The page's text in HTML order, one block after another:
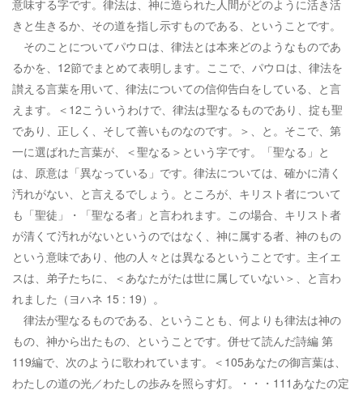
意味する字です。律法は、神に造られた人間がどのように活き活
きと生きるか、その道を指し示すものである、ということです。
そのことについてパウロは、律法とは本来どのようなものであ
るかを、12節でまとめて表明します。ここで、パウロは、律法を
讃える言葉を用いて、律法についての信仰告白をしている、と言
えます。＜12こういうわけで、律法は聖なるものであり、掟も聖
であり、正しく、そして善いものなのです。＞、と。そこで、第
一に選ばれた言葉が、＜聖なる＞という字です。「聖なる」と
は、原意は「異なっている」です。律法については、確かに清く
汚れがない、と言えるでしょう。ところが、キリスト者について
も「聖徒」・「聖なる者」と言われます。この場合、キリスト者
が清くて汚れがないというのではなく、神に属する者、神のもの
という意味であり、他の人々とは異なるということです。主イエ
スは、弟子たちに、＜あなたがたは世に属していない＞、と言わ
れました（ヨハネ 15 : 19）。
律法が聖なるものである、ということも、何よりも律法は神の
もの、神から出たもの、ということです。併せて読んだ詩編 第
119編で、次のように歌われています。＜105あなたの御言葉は、
わたしの道の光／わたしの歩みを照らす灯。・・・111あなたの定